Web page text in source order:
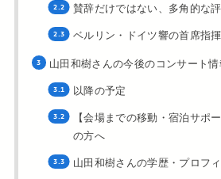
賛辞だけではない、多角的な
ベルリン・ドイツ響の首席指
山田和樹さんの今後のコンサート情
以降の予定
【会場までの移動・宿泊サポ
の方へ
山田和樹さんの学歴・プロフ